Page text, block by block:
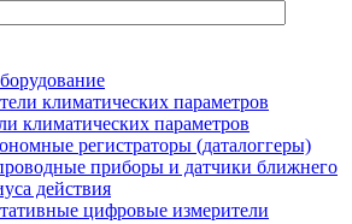
климатических параметров
регистраторы (даталоггеры)
приборы и датчики ближнего
действия
цифровые измерители